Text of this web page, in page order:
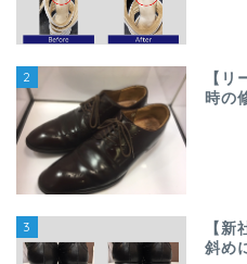
2
【
時の
3
【
斜め